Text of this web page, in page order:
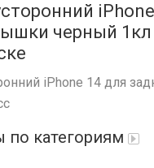
черный 1кл
iPhone 14 для
по категориям